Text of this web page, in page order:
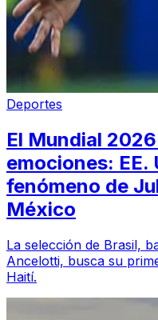
Deportes
El Mundial
emociones: EE.
fenómeno de
México
La selección de Brasil,
Ancelotti, busca su
Haití.